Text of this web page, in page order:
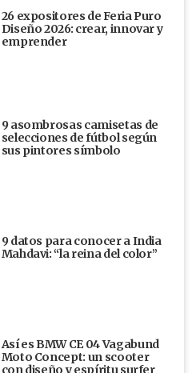
26 expositores de Feria Puro
Diseño 2026: crear, innovar y
emprender
9 asombrosas camisetas de
selecciones de fútbol según
sus pintores símbolo
9 datos para conocer a India
Mahdavi: “la reina del color”
Así es BMW CE 04 Vagabund
Moto Concept: un scooter
con diseño y espíritu surfer